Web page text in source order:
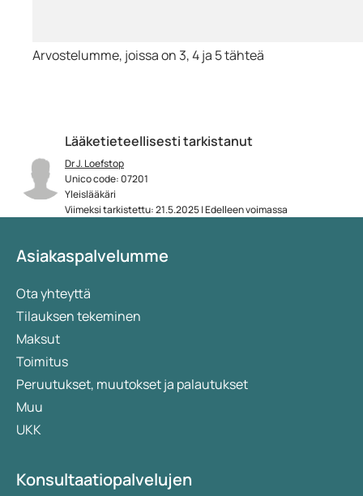
Lääketieteellisesti tarkistanut
Dr J. Loefstop
Unico code: 07201
Yleislääkäri
Viimeksi tarkistettu: 21.5.2025 | Edelleen voimassa
Arvostelumme, joissa on 3, 4 ja 5 tähteä
Asiakaspalvelumme
Ota yhteyttä
Tilauksen tekeminen
Maksut
Toimitus
Peruutukset, muutokset ja palautukset
Muu
UKK
Konsultaatiopalvelujen